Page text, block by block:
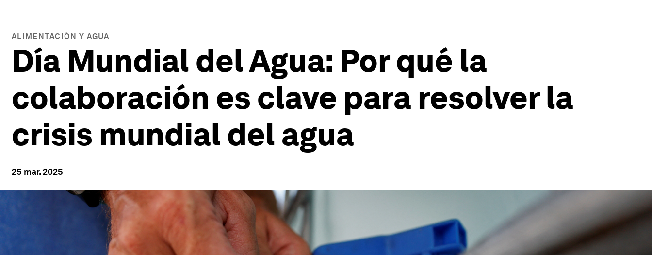
ALIMENTACIÓN Y AGUA
Día Mundial del Agua: Por qué la
colaboración es clave para resolver la
crisis mundial del agua
25 mar. 2025